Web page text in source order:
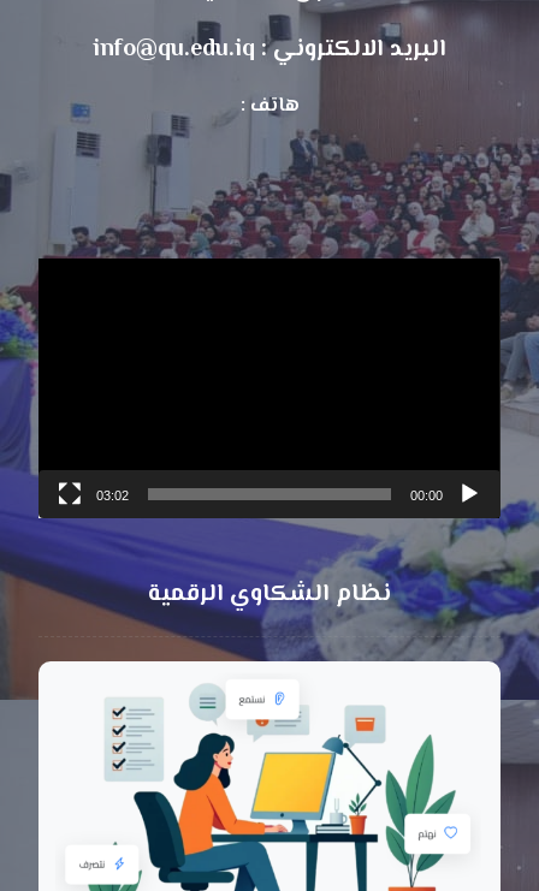
البريد الالكتروني : info@qu.edu.iq
هاتف :
00:00
03:02
نظام الشكاوي الرقمية